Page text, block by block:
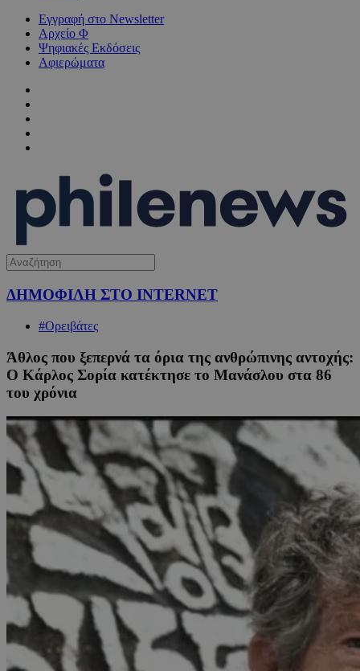
Εγγραφή στο Newsletter
Αρχείο Φ
Ψηφιακές Εκδόσεις
Αφιερώματα
ΔΗΜΟΦΙΛΗ ΣΤΟ INTERNET
#Ορειβάτες
Άθλος που ξεπερνά τα όρια της ανθρώπινης αντοχής:
Ο Κάρλος Σορία κατέκτησε το Μανάσλου στα 86
του χρόνια